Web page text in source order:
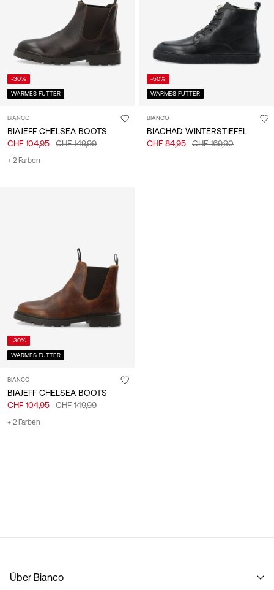
-30%
WARMES FUTTER
BIANCO
BIAJEFF CHELSEA BOOTS
CHF 104,95
CHF 149,99
+ 2 Farben
-50%
WARMES FUTTER
BIANCO
BIACHAD WINTERSTIEFEL
CHF 84,95
CHF 169,90
-30%
WARMES FUTTER
BIANCO
BIAJEFF CHELSEA BOOTS
CHF 104,95
CHF 149,99
+ 2 Farben
Über Bianco